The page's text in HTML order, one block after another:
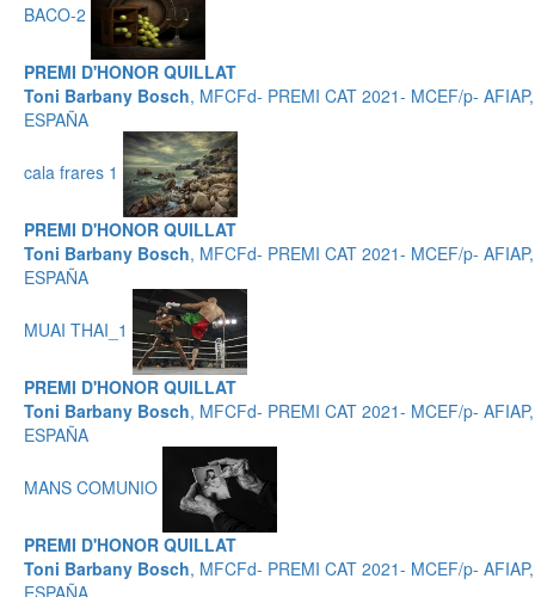
BACO-2
PREMI D'HONOR QUILLAT
Toni Barbany Bosch, MFCFd- PREMI CAT 2021- MCEF/p- AFIAP,
ESPAÑA
cala frares 1
PREMI D'HONOR QUILLAT
Toni Barbany Bosch, MFCFd- PREMI CAT 2021- MCEF/p- AFIAP,
ESPAÑA
MUAI THAI_1
PREMI D'HONOR QUILLAT
Toni Barbany Bosch, MFCFd- PREMI CAT 2021- MCEF/p- AFIAP,
ESPAÑA
MANS COMUNIO
PREMI D'HONOR QUILLAT
Toni Barbany Bosch, MFCFd- PREMI CAT 2021- MCEF/p- AFIAP,
ESPAÑA